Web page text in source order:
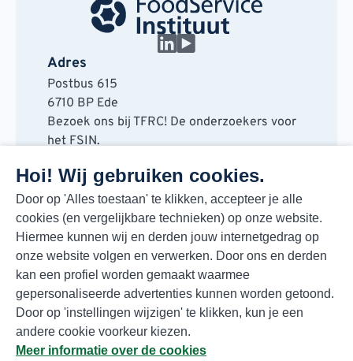
Hoi! Wij gebruiken cookies.
Door op 'Alles toestaan' te klikken, accepteer je alle
cookies (en vergelijkbare technieken) op onze website.
Hiermee kunnen wij en derden jouw internetgedrag op
onze website volgen en verwerken. Door ons en derden
kan een profiel worden gemaakt waarmee
gepersonaliseerde advertenties kunnen worden getoond.
Door op 'instellingen wijzigen' te klikken, kun je een
andere cookie voorkeur kiezen.
Meer informatie over de cookies
Adres
Postbus 615
6710 BP Ede
Bezoek ons bij TFRC! De onderzoekers voor
het FSIN.
6717 LT Ede
Contact
088 730 48 00
info@fsin.nl
Nieuwsbrief
Elke maand de beste insights en outlooks
voor de foodmarkt!
Inschrijven